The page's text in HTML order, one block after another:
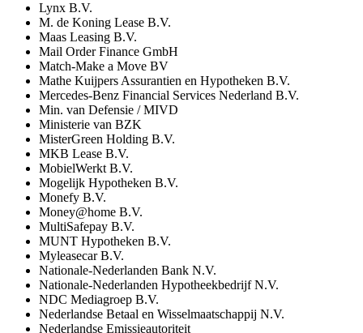
Lynx B.V.
M. de Koning Lease B.V.
Maas Leasing B.V.
Mail Order Finance GmbH
Match-Make a Move BV
Mathe Kuijpers Assurantien en Hypotheken B.V.
Mercedes-Benz Financial Services Nederland B.V.
Min. van Defensie / MIVD
Ministerie van BZK
MisterGreen Holding B.V.
MKB Lease B.V.
MobielWerkt B.V.
Mogelijk Hypotheken B.V.
Monefy B.V.
Money@home B.V.
MultiSafepay B.V.
MUNT Hypotheken B.V.
Myleasecar B.V.
Nationale-Nederlanden Bank N.V.
Nationale-Nederlanden Hypotheekbedrijf N.V.
NDC Mediagroep B.V.
Nederlandse Betaal en Wisselmaatschappij N.V.
Nederlandse Emissieautoriteit